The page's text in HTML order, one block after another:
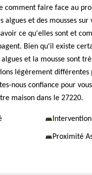
comment faire face au
algues et des mousses
ce qu'elles sont et
Bien qu'il existe
algues et la mousse sont
légèrement
nous confiance pour
maison dans le 27220.
Proximité